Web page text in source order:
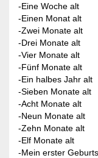
-Eine Woche alt
-Einen Monat alt
-Zwei Monate alt
-Drei Monate alt
-Vier Monate alt
-Fünf Monate alt
-Ein halbes Jahr alt
-Sieben Monate alt
-Acht Monate alt
-Neun Monate alt
-Zehn Monate alt
-Elf Monate alt
-Mein erster